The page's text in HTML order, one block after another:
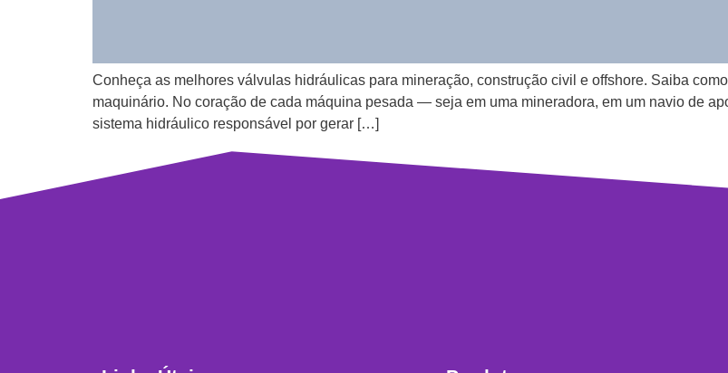
Conheça as melhores válvulas hidráulicas para mineração, construção civil e offshore. Saiba
maquinário. No coração de cada máquina pesada — seja em uma mineradora, em um navio de
sistema hidráulico responsável por gerar […]